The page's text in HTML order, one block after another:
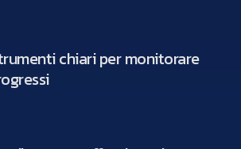
chiari per monitorare